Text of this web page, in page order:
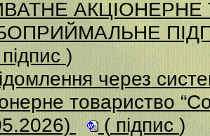
підпис )
через
товариство
( підпис )